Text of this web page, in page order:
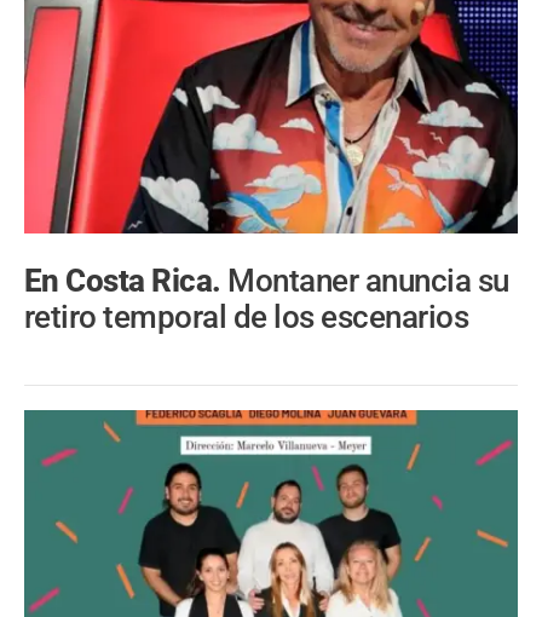
En Costa Rica. Montaner anuncia su
retiro temporal de los escenarios